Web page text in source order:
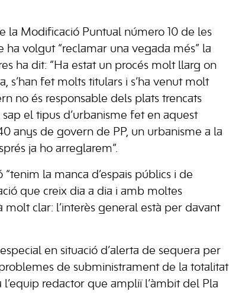
la Modificació Puntual número 10 de les
volgut “reclamar una vegada més” la
ha dit: “Ha estat un procés molt llarg on
s’han fet molts titulars i s’ha venut molt
no és responsable dels plats trencats
el tipus d’urbanisme fet en aquest
anys de govern de PP, un urbanisme a la
ja ho arreglarem”.
la manca d’espais públics i de
que creix dia a dia i amb moltes
molt clar: l’interès general està per davant
en situació d’alerta de sequera per
de subministrament de la totalitat
redactor que ampliï l’àmbit del Pla